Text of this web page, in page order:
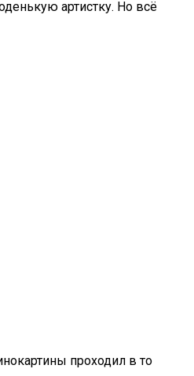
артистку. Но всё
проходил в то